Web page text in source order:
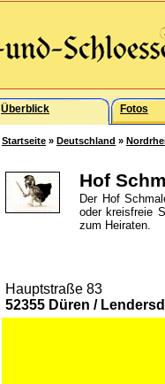
Überblick Fotos
Startseite » Deutschland »
Hof
Der Hof
oder kreisfreie
zum Heiraten.
Hauptstraße 83
52355 Düren /